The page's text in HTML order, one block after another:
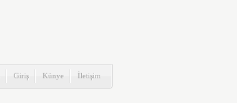
Giriş Künye İletişim